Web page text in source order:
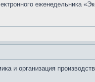
еженедельника
и организация